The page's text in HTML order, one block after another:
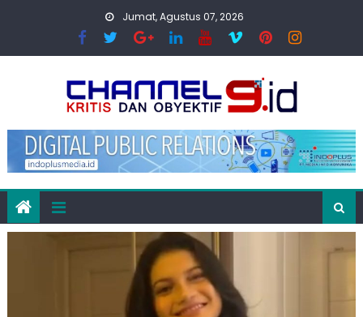
Jumat, Agustus 07, 2026